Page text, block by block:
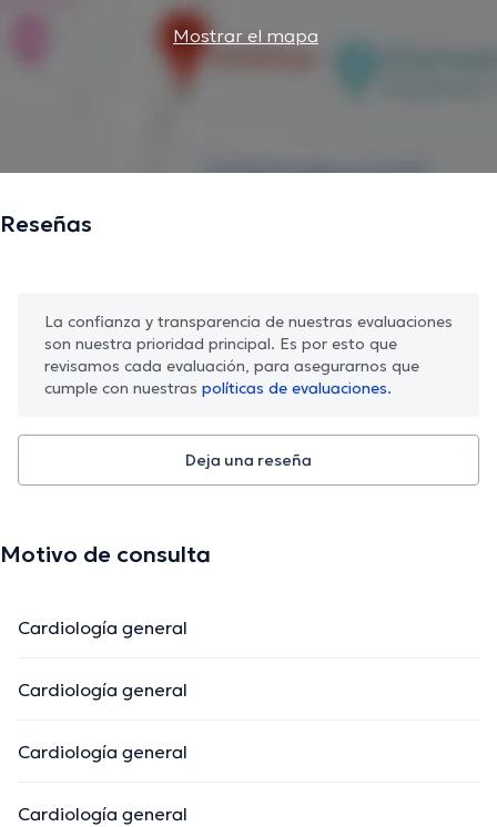
Mostrar el mapa
Reseñas
La confianza y transparencia de nuestras evaluaciones
son nuestra prioridad principal. Es por esto que
revisamos cada evaluación, para asegurarnos que
cumple con nuestras políticas de evaluaciones.
Deja una reseña
Motivo de consulta
Cardiología general
Cardiología general
Cardiología general
Cardiología general